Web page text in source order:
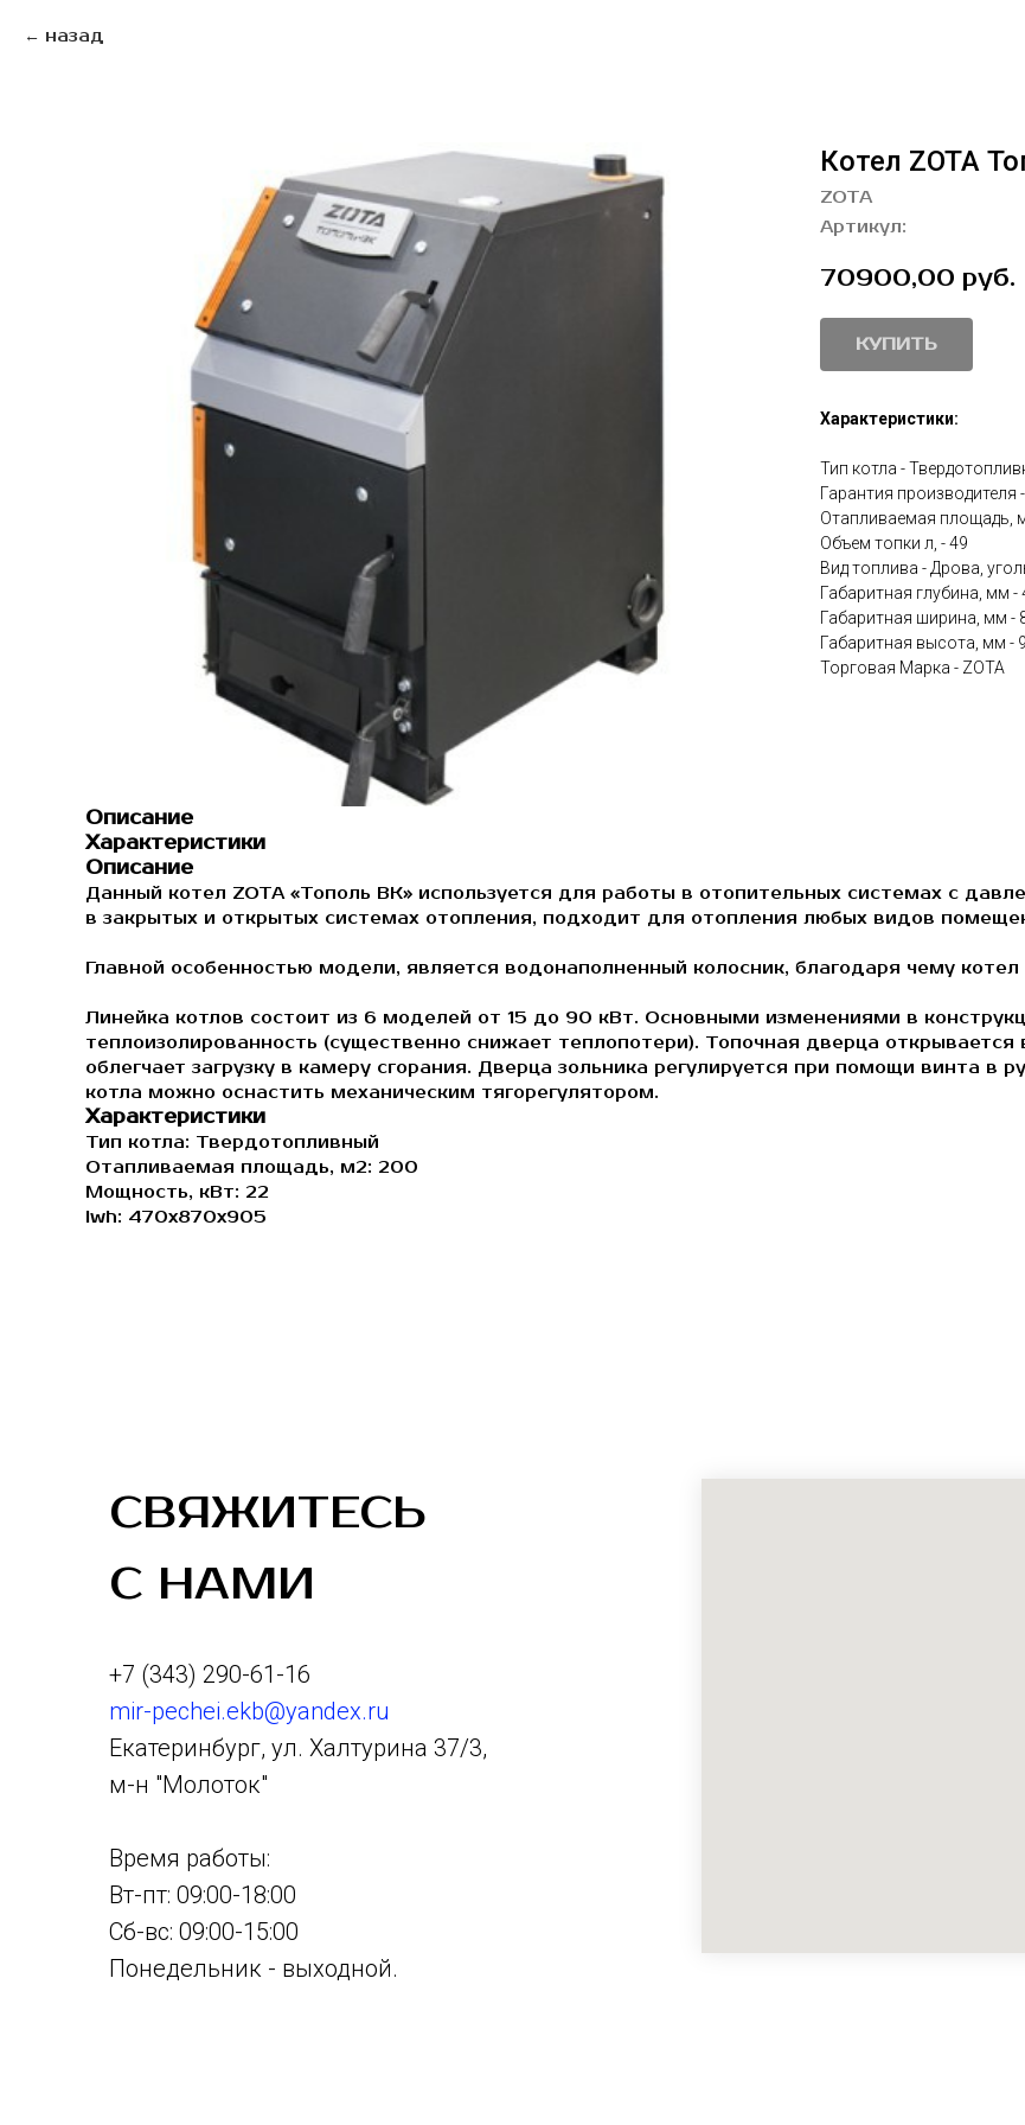
назад
Котел ZOTA
ZOTA
Артикул:
70900,00 руб.
КУПИТЬ
Характеристики:
Тип котла -
Гарантия производителя
Отапливаемая площадь,
Объем топки л, - 49
Вид топлива - Дрова,
Габаритная глубина, мм -
Габаритная ширина, мм -
Габаритная высота, мм -
Торговая Марка - ZOTA
Описание
Характеристики
Описание
Данный котел ZOTA «Тополь ВК» используется для работы в отопительных системах с
в закрытых и открытых системах отопления, подходит для отопления любых видов
Главной особенностью модели, является водонаполненный колосник, благодаря чему
Линейка котлов состоит из 6 моделей от 15 до 90 кВт. Основными изменениями в
теплоизолированность (существенно снижает теплопотери). Топочная дверца открывается
облегчает загрузку в камеру сгорания. Дверца зольника регулируется при помощи винта
котла можно оснастить механическим тягорегулятором.
Характеристики
Тип котла: Твердотопливный
Отапливаемая площадь, м2: 200
Мощность, кВт: 22
lwh: 470x870x905
СВЯЖИТЕСЬ
С НАМИ
+7 (343) 290-61-16
mir-pechei.ekb@yandex.ru
Екатеринбург, ул. Халтурина 37/3,
м-н "Молоток"
Время работы:
Вт-пт: 09:00-18:00
Сб-вс: 09:00-15:00
Понедельник - выходной.